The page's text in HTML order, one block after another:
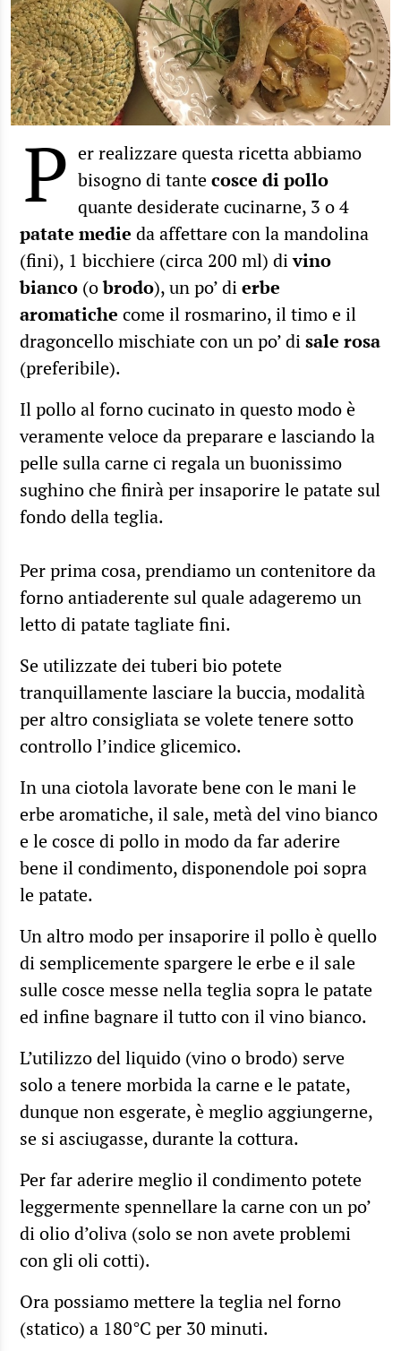
P er realizzare questa ricetta abbiamo
bisogno di tantecosce di pollo
quante desiderate cucinarne, 3 o 4
patate medie da affettare con la mandolina
(fini), 1 bicchiere (circa 200 ml) divino
bianco (obrodo), un po’ dierbe
aromatiche come il rosmarino, il timo e il
dragoncello mischiate con un po’ disale rosa
(preferibile).
Il pollo al forno cucinato in questo modo è
veramente veloce da preparare e lasciando la
pelle sulla carne ci regala un buonissimo
sughino che finirà per insaporire le patate sul
fondo della teglia.
Per prima cosa, prendiamo un contenitore da
forno antiaderente sul quale adageremo un
letto di patate tagliate fini.
Se utilizzate dei tuberi bio potete
tranquillamente lasciare la buccia, modalità
per altro consigliata se volete tenere sotto
controllo l’indice glicemico.
In una ciotola lavorate bene con le mani le
erbe aromatiche, il sale, metà del vino bianco
e le cosce di pollo in modo da far aderire
bene il condimento, disponendole poi sopra
le patate.
Un altro modo per insaporire il pollo è quello
di semplicemente spargere le erbe e il sale
sulle cosce messe nella teglia sopra le patate
ed infine bagnare il tutto con il vino bianco.
L’utilizzo del liquido (vino o brodo) serve
solo a tenere morbida la carne e le patate,
dunque non esgerate, è meglio aggiungerne,
se si asciugasse, durante la cottura.
Per far aderire meglio il condimento potete
leggermente spennellare la carne con un po’
di olio d’oliva (solo se non avete problemi
con gli oli cotti).
Ora possiamo mettere la teglia nel forno
(statico) a 180°C per 30 minuti.